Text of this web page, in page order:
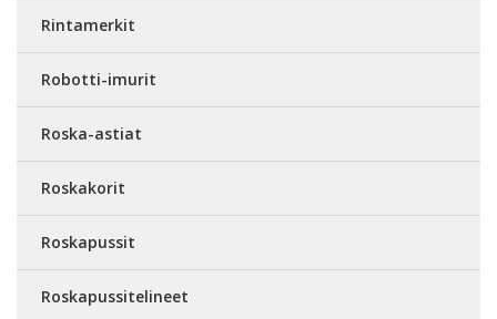
Rintamerkit
Robotti-imurit
Roska-astiat
Roskakorit
Roskapussit
Roskapussitelineet